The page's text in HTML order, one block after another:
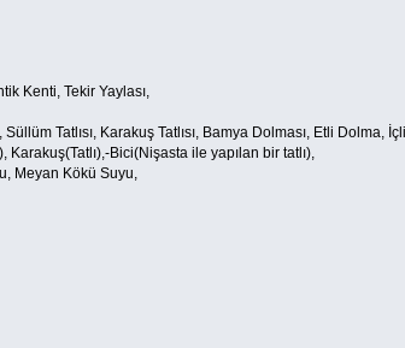
Kenti, Tekir Yaylası,
Tatlısı, Karakuş Tatlısı, Bamya Dolması, Etli Dolma,
Karakuş(Tatlı),-Bici(Nişasta ile yapılan bir tatlı),
Meyan Kökü Suyu,